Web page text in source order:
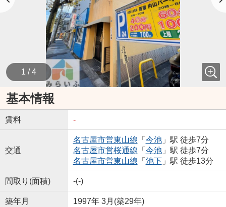
1 / 4
基本情報
賃料 -
交通
名古屋市営東山線 「 今池」駅 徒歩7分
名古屋市営桜通線 「 今池」駅 徒歩7分
名古屋市営東山線 「 池下」駅 徒歩13分
間取り(面積) -(-)
築年月 1997年 3月(築29年)